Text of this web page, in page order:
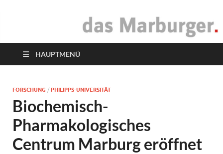
das Marburger.
HAUPTMENÜ
FORSCHUNG / PHILIPPS-UNIVERSITÄT
Biochemisch-
Pharmakologisches
Centrum Marburg eröffnet